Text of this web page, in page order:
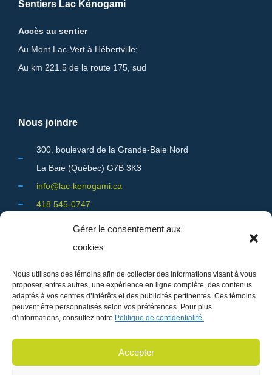
Gérer le consentement aux
cookies
Nous utilisons des témoins afin de collecter des informations visant à vous
proposer, entres autres, une expérience en ligne complète, des contenus
adaptés à vos centres d’intérêts et des publicités pertinentes. Ces témoins
peuvent être personnalisés selon vos préférences. Pour plus
d’informations, consultez notre Politique de confidentialité.
Accepter
Sentiers Lac Kénogami
Accès au sentier
Au Mont Lac-Vert à Hébertville;
Au km 221.5 de la route 175, sud
Nous joindre
300, boulevard de la Grande-Baie Nord
La Baie (Québec) G7B 3K3
info@lac-kenogami.ca
418 545-0747
Pour effectuer une réservation d'hébergement dans les
sentiers;
C'est par ici!
Bonne randonnée!